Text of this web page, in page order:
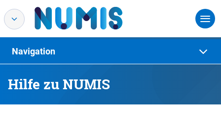
Hilfe zu NUMIS
Navigation